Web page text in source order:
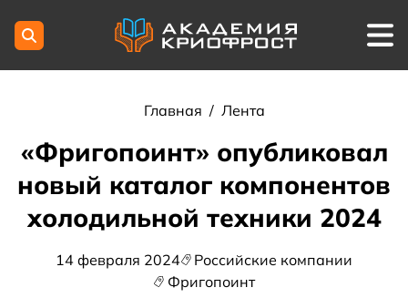
Главная / Лента
«Фригопоинт» опубликовал
новый каталог компонентов
холодильной техники 2024
14 февраля 2024
Российские компании
Фригопоинт